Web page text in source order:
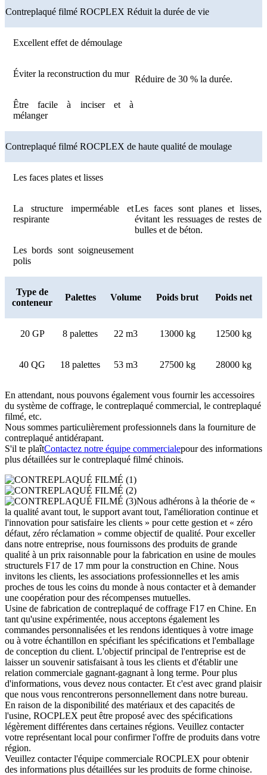
Contreplaqué filmé ROCPLEX Réduit la durée de vie
Excellent effet de démoulage
Réduire de 30 % la durée.
Éviter la reconstruction du mur
Être facile à inciser et à
mélanger
Contreplaqué filmé ROCPLEX de haute qualité de moulage
Les faces plates et lisses
Les faces sont planes et lisses,
évitant les ressuages ​​de restes de
bulles et de béton.
La structure imperméable et
respirante
Les bords sont soigneusement
polis
Type de
conteneur
Palettes Volume Poids brut Poids net
20 GP 8 palettes 22 m3 13000 kg 12500 kg
40 QG 18 palettes 53 m3 27500 kg 28000 kg
En attendant, nous pouvons également vous fournir les accessoires
du système de coffrage, le contreplaqué commercial, le contreplaqué
filmé, etc.
Nous sommes particulièrement professionnels dans la fourniture de
contreplaqué antidérapant.
S'il te plaîtContactez notre équipe commercialepour des informations
plus détaillées sur le contreplaqué filmé chinois.
Nous adhérons à la théorie de «
la qualité avant tout, le support avant tout, l'amélioration continue et
l'innovation pour satisfaire les clients » pour cette gestion et « zéro
défaut, zéro réclamation » comme objectif de qualité. Pour exceller
dans notre entreprise, nous fournissons des produits de grande
qualité à un prix raisonnable pour la fabrication en usine de moules
structurels F17 de 17 mm pour la construction en Chine. Nous
invitons les clients, les associations professionnelles et les amis
proches de tous les coins du monde à nous contacter et à demander
une coopération pour des récompenses mutuelles.
Usine de fabrication de contreplaqué de coffrage F17 en Chine. En
tant qu'usine expérimentée, nous acceptons également les
commandes personnalisées et les rendons identiques à votre image
ou à votre échantillon en spécifiant les spécifications et l'emballage
de conception du client. L'objectif principal de l'entreprise est de
laisser un souvenir satisfaisant à tous les clients et d'établir une
relation commerciale gagnant-gagnant à long terme. Pour plus
d'informations, vous devez nous contacter. Et c'est avec grand plaisir
que nous vous rencontrerons personnellement dans notre bureau.
En raison de la disponibilité des matériaux et des capacités de
l'usine, ROCPLEX peut être proposé avec des spécifications
légèrement différentes dans certaines régions. Veuillez contacter
votre représentant local pour confirmer l'offre de produits dans votre
région.
Veuillez contacter l'équipe commerciale ROCPLEX pour obtenir
des informations plus détaillées sur les produits de forme chinoise.